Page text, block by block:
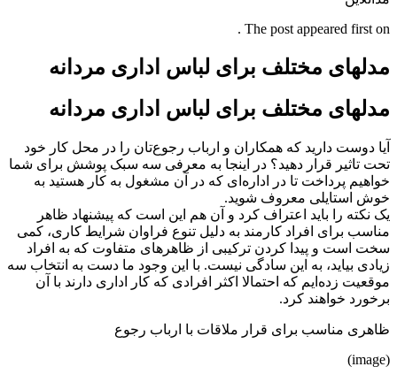
The post appeared first on .
مدلهای مختلف برای لباس اداری مردانه
مدلهای مختلف برای لباس اداری مردانه
آیا دوست دارید که همکاران و ارباب رجوع‌تان را در محل کار خود
تحت تاثیر قرار دهید؟ در اینجا به معرفی سه سبک پوشش برای شما
خواهیم پرداخت تا در اداره‌ای که در آن مشغول به کار هستید به
خوش استایلی معروف شوید.
یک نکته را باید اعتراف کرد و آن هم این است که پیشنهاد ظاهر
مناسب برای افراد کارمند به دلیل تنوع فراوان شرایط کاری، کمی
سخت است و پیدا کردن ترکیبی از ظاهرهای متفاوت که به افراد
زیادی بیاید، به این سادگی نیست. با این وجود ما دست به انتخاب سه
موقعیت زده‌ایم که احتمالا اکثر افرادی که کار اداری دارند با آن
برخورد خواهند کرد.
ظاهری مناسب برای قرار ملاقات با ارباب رجوع
(image)